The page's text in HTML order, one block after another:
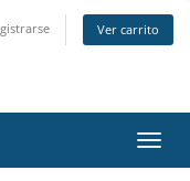
Ver carrito